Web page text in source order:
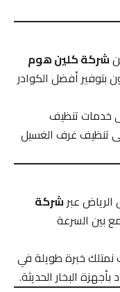
كلين هوم
أفضل الكوادر
تنظيف
تنظيف غرف الغسيل
عبرشركة
السرعة
خبرة طويلة في
البخار الحديثة.